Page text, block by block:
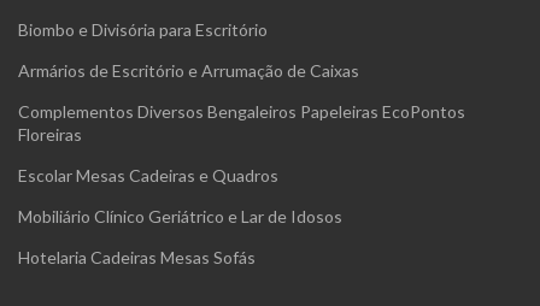
Biombo e Divisória para Escritório
Armários de Escritório e Arrumação de Caixas
Complementos Diversos Bengaleiros Papeleiras EcoPontos
Floreiras
Escolar Mesas Cadeiras e Quadros
Mobiliário Clínico Geriátrico e Lar de Idosos
Hotelaria Cadeiras Mesas Sofás